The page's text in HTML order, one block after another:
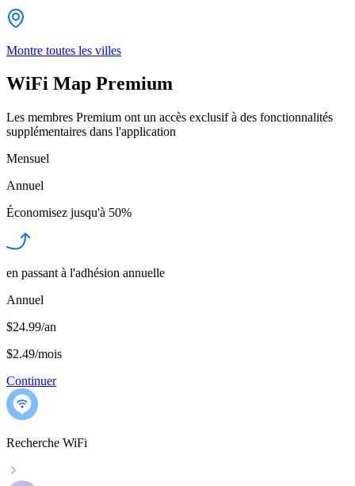
Montre toutes les villes
WiFi Map Premium
Les membres Premium ont un accès exclusif à des fonctionnalités
supplémentaires dans l'application
Mensuel
Annuel
Économisez jusqu'à 50%
en passant à l'adhésion annuelle
Annuel
$24.99/an
$2.49/mois
Continuer
Recherche WiFi